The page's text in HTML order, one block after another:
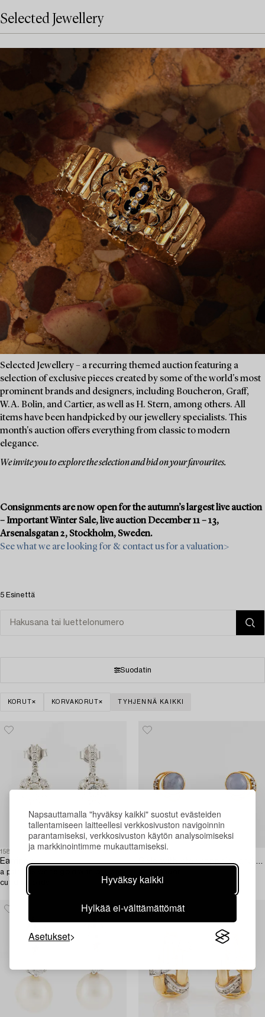
Napsauttamalla "hyväksy kaikki" suostut evästeiden
tallentamiseen laitteellesi verkkosivuston navigoinnin
parantamiseksi, verkkosivuston käytön analysoimiseksi
ja markkinointimme mukauttamiseksi.
Hyväksy kaikki
Hylkää ei-välttämättömät
Asetukset
Selected Jewellery
Selected Jewellery – a recurring themed auction featuring a
selection of exclusive pieces created by some of the world's most
prominent brands and designers, including Boucheron, Graff,
W.A. Bolin, and Cartier, as well as H. Stern, among others. All
items have been handpicked by our jewellery specialists. This
month's auction offers everything from classic to modern
elegance.
We invite you to explore the selection and bid on your favourites.
Consignments are now open for the autumn’s largest live auction
– Important Winter Sale, live auction December 11 – 13,
Arsenalsgatan 2, Stockholm, Sweden.
See what we are looking for & contact us for a valuation>
5 Esinettä
Suodatin
KORUT KORVAKORUT TYHJENNÄ KAIKKI
1583393
Earrings,
a pair, 18K white gold with brilliant-
cut diamonds.
Gold with star sapphire and small diamond clip earrings,